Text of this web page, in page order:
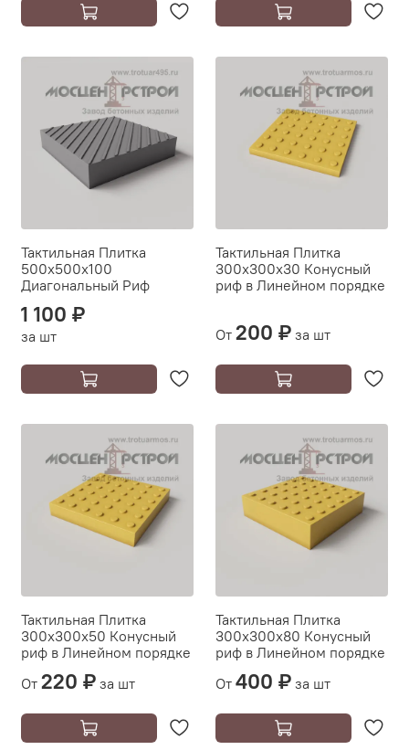
Тактильная Плитка
500х500х100
Диагональный Риф
1 100 ₽
за шт
Тактильная Плитка
300х300х30 Конусный
риф в Линейном порядке
От 200 ₽ за шт
Тактильная Плитка
300х300х50 Конусный
риф в Линейном порядке
От 220 ₽ за шт
Тактильная Плитка
300х300х80 Конусный
риф в Линейном порядке
От 400 ₽ за шт